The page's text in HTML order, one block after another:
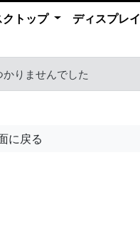
クトップ ディスプレイ
りませんでした
に戻る